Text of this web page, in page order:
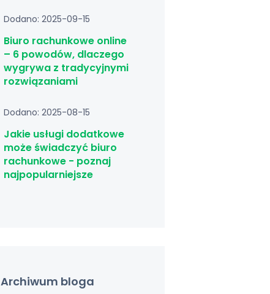
Dodano: 2025-09-15
Biuro rachunkowe online
– 6 powodów, dlaczego
wygrywa z tradycyjnymi
rozwiązaniami
Dodano: 2025-08-15
Jakie usługi dodatkowe
może świadczyć biuro
rachunkowe - poznaj
najpopularniejsze
Archiwum bloga